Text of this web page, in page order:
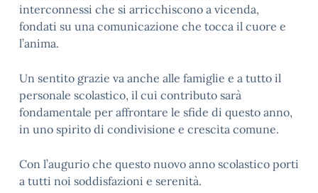
interconnessi che si arricchiscono a vicenda,
fondati su una comunicazione che tocca il cuore e
l’anima.
Un sentito grazie va anche alle famiglie e a tutto il
personale scolastico, il cui contributo sarà
fondamentale per affrontare le sfide di questo anno,
in uno spirito di condivisione e crescita comune.
Con l’augurio che questo nuovo anno scolastico porti
a tutti noi soddisfazioni e serenità.